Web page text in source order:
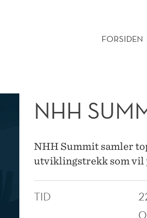
FORSIDEN
NHH
NHH Summit samler
utviklingstrekk som vil
TID